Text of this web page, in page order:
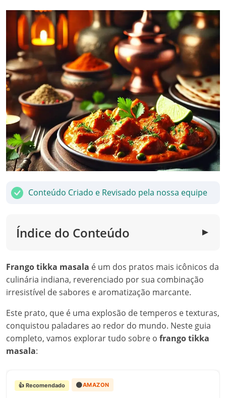
Conteúdo Criado e Revisado pela nossa equipe
Índice do Conteúdo ▼
Frango tikka masala é um dos pratos mais icônicos da
culinária indiana, reverenciado por sua combinação
irresistível de sabores e aromatização marcante.
Este prato, que é uma explosão de temperos e texturas,
conquistou paladares ao redor do mundo. Neste guia
completo, vamos explorar tudo sobre o frango tikka
masala:
👍 Recomendado 🟠AMAZON